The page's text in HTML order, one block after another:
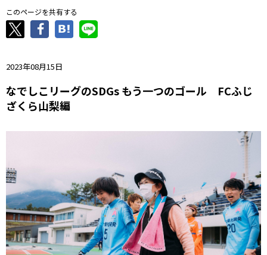
このページを共有する
2023年08月15日
なでしこリーグのSDGs もう一つのゴール FCふじ
ざくら山梨編